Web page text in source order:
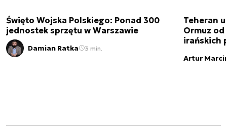
Święto Wojska Polskiego: Ponad 300
jednostek sprzętu w Warszawie
Damian Ratka 3 min.
Teheran
Ormuz
irańskich
Artur